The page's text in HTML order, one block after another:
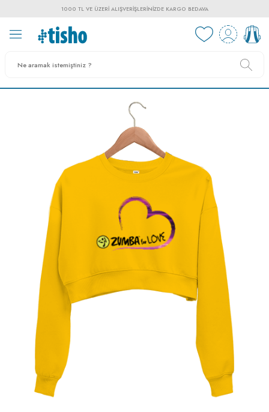
1000 TL VE ÜZERI ALIŞVERIŞLERINIZDE KARGO BEDAVA